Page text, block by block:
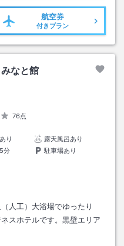
航空券
付きプラン
なと館
76点
り
露天風呂あり
分
駐車場あり
人工）大浴場でゆったり
スホテルです。黒壁エリア